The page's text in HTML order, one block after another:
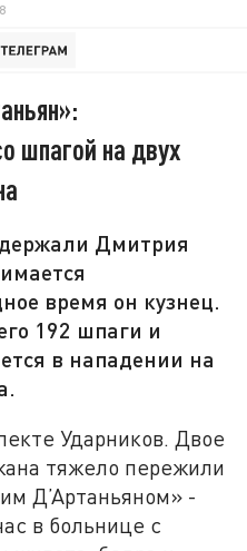
шпагой на двух
Дмитрия
время он кузнец.
192 шпаги и
в нападении на
Ударников. Двое
тяжело пережили
Д’Артаньяном» -
в больнице с